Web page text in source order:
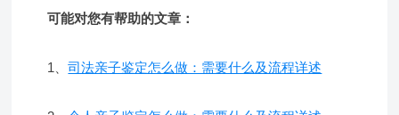
可能对您有帮助的文章：
1、司法亲子鉴定怎么做：需要什么及流程详述